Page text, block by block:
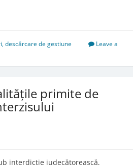
,descărcare de gestiune
Leave a
primite de
interdicţie judecătorească,